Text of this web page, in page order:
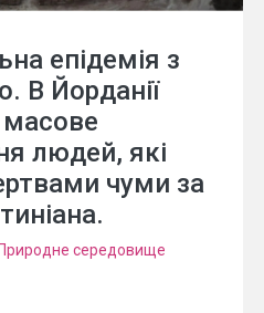
епідемія з
В Йорданії
людей, які
чуми за
Природне середовище